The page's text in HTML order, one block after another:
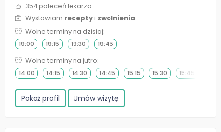
354 poleceń lekarza
Wystawiam receptyi zwolnienia
Wolne terminy na dzisiaj:
19:00 19:15 19:30 19:45
Wolne terminy na jutro:
14:00 14:15 14:30 14:45 15:15 15:30 15:45
Pokaż profil Umów wizytę